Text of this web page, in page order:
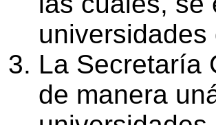
La Secretaría
de manera